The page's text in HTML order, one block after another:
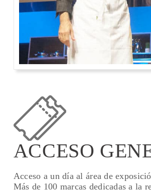
ACCESO
Acceso a un día al área de
Más de 100 marcas dedicadas a la